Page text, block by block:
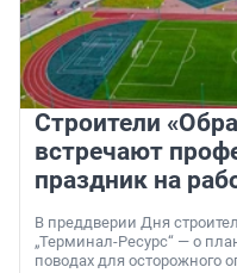
Строители
встречают
праздник на
В преддверии Дня
„Терминал-Ресурс“ — о
поводах для осторожного